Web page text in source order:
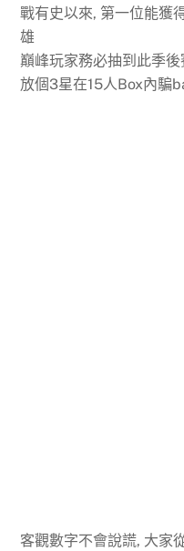
戰有史以來, 第一位能獲
雄
巔峰玩家務必抽到此季
放個3星在15人Box內騙
客觀數字不會說謊, 大家